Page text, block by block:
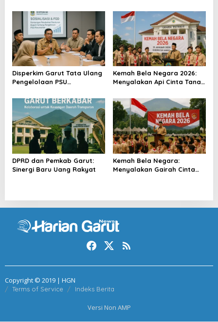
Disperkim Garut Tata Ulang
Pengelolaan PSU
Kemah Bela Negara 2026:
Menyalakan Api Cinta Tanah
DPRD dan Pemkab Garut:
Sinergi Baru Uang Rakyat
Kemah Bela Negara:
Menyalakan Gairah Cinta
Copyright © 2019 | HGN
Terms of Service Indeks Berita
Versi Non AMP